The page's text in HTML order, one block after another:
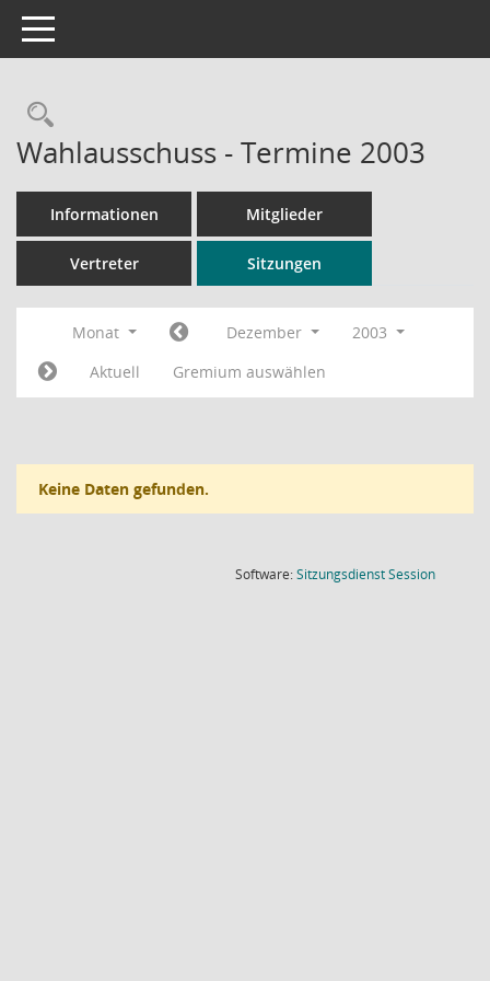
Toggle navigation
Rechercheauswahl
Wahlausschuss - Termine 2003
Informationen Mitglieder
Vertreter Sitzungen
Monat Dezember
2003
Aktuell
Gremium auswählen
Keine Daten gefunden.
Software:SitzungsdienstSession(Wird in